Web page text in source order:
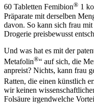
60 Tabletten Femibion® 1
Präparate mit derselben
davon. So kann sich frau
Drogerie preisbewusst
Und was hat es mit der
Metafolin®“ auf sich, die
anpreist? Nichts, kann frau
Ratten, die einen künstlich
wir keinen
Folsäure irgendwelche